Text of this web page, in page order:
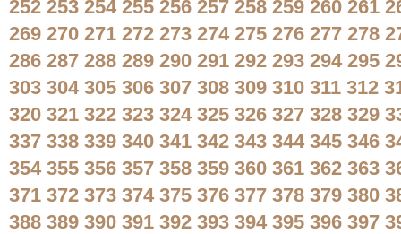
252 253 254 255 256 257 258 259 260 261
269 270 271 272 273 274 275 276 277 278
286 287 288 289 290 291 292 293 294 295
303 304 305 306 307 308 309 310 311 312
320 321 322 323 324 325 326 327 328 329
337 338 339 340 341 342 343 344 345 346
354 355 356 357 358 359 360 361 362 363
371 372 373 374 375 376 377 378 379 380
388 389 390 391 392 393 394 395 396 397